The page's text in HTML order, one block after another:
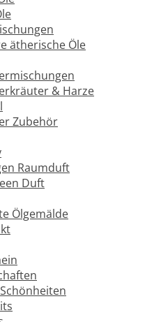
ätherische Öle
& Harze
Zubehör
Raumduft
Duft
Ölgemälde